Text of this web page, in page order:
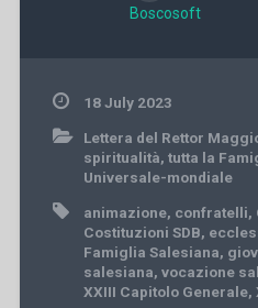
Boscosoft
18 July 2023
Lettera del Rettor
spiritualità, tutta la
Universale-mondiale
animazione, confratelli,
Costituzioni SDB,
Famiglia Salesiana,
salesiana, vocazione
XXIII Capitolo Generale,